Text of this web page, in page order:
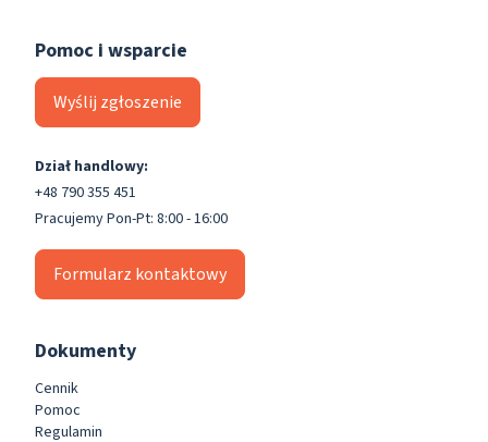
Pomoc i wsparcie
Wyślij zgłoszenie
Dział handlowy:
+48 790 355 451
Pracujemy Pon-Pt: 8:00 - 16:00
Formularz kontaktowy
Dokumenty
Cennik
Pomoc
Regulamin